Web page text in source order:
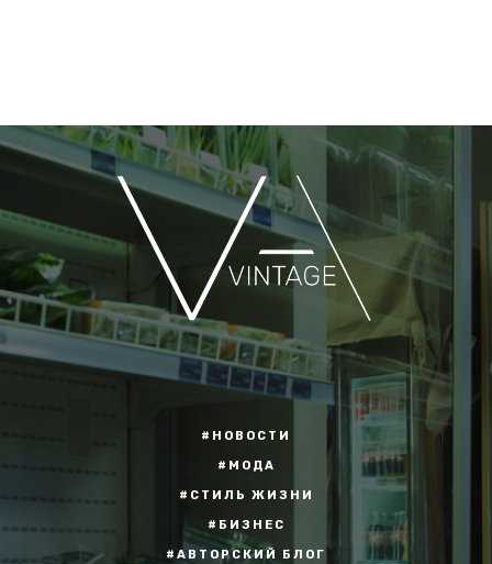
#НОВОСТИ
#МОДА
#СТИЛЬ ЖИЗНИ
#БИЗНЕС
#АВТОРСКИЙ БЛОГ